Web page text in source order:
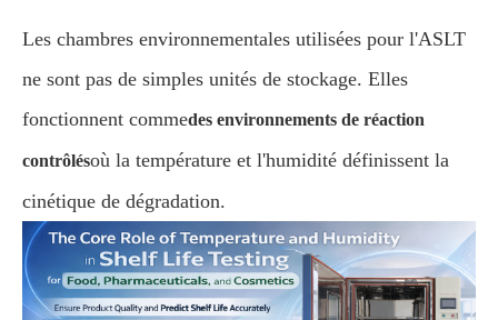
Les chambres environnementales utilisées pour l'ASLT
ne sont pas de simples unités de stockage. Elles
fonctionnent commedes environnements de réaction
contrôlésoù la température et l'humidité définissent la
cinétique de dégradation.